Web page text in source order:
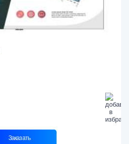
Заказать